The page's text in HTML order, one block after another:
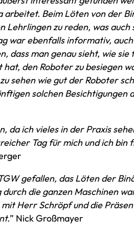
arbeitet. Beim Löten von der
Lehrlingen zu reden, was
war ebenfalls informativ,
dass man genau sieht, wie sie
hat, den Roboter zu besiegen
sehen wie gut der Roboter
solchen Besichtigungen
da ich vieles in der Praxis
Tag für mich und ich bin
gefallen, das Löten der
die ganzen Maschinen
Herr Schröpf und die
” Nick Großmayer